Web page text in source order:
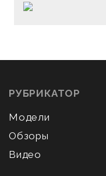
РУБРИКАТОР
Модели
Обзоры
Видео